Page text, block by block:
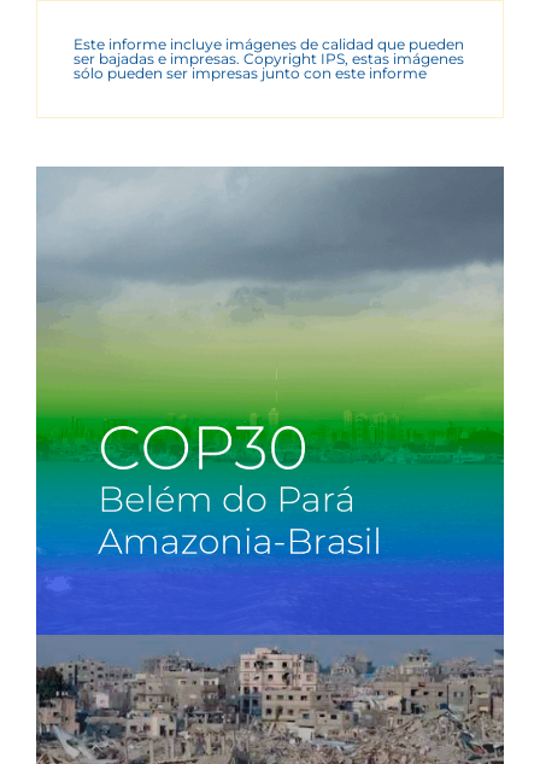
Este informe incluye imágenes de calidad que pueden
ser bajadas e impresas. Copyright IPS, estas imágenes
sólo pueden ser impresas junto con este informe